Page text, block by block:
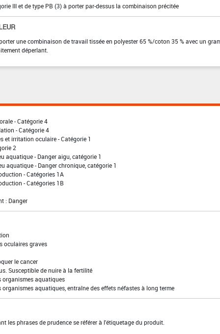
III et de type PB (3) à porter par-dessus la combinaison précitée
une combinaison de travail tissée en polyester 65 %/coton 35 % avec un
déperlant.
- Catégorie 4
- Catégorie 4
et irritation oculaire - Catégorie 1
2
aquatique - Danger aigu, catégorie 1
aquatique - Danger chronique, catégorie 1
- Catégories 1A
- Catégories 1B
: Danger
oculaires graves
le cancer
Susceptible de nuire à la fertilité
organismes aquatiques
organismes aquatiques, entraîne des effets néfastes à long terme
les phrases de prudence se référer à l'étiquetage du produit.